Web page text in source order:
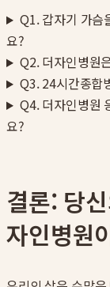
Q1. 갑자기 가슴
요?
Q2. 더자인병원
Q3. 24시간종합
Q4. 더자인병원
요?
결론: 당
자인병원